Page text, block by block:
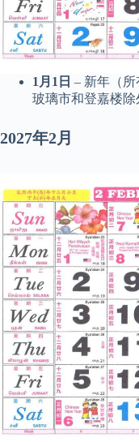
1月1日 – 新年（所
玻璃市和登嘉楼除
2027年2月